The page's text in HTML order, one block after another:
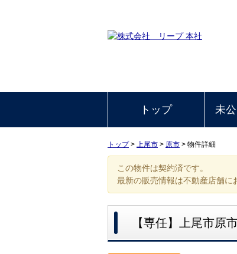
トップ 未
トップ> 上尾市 > 原市 > 物件詳細
この物件は契約済です。
最新の販売情報は不動産店舗に
【専任】上尾市原